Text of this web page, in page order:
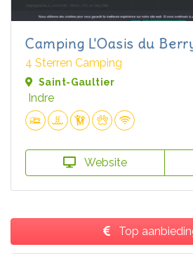
Camping L'Oasis du
4 Sterren Camping
Saint-Gaultier
Indre
Website
Top